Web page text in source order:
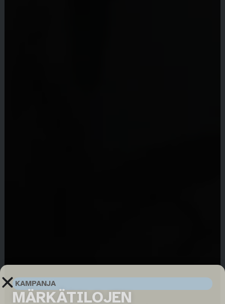
KAMPANJA
MÄRKÄTILOJEN